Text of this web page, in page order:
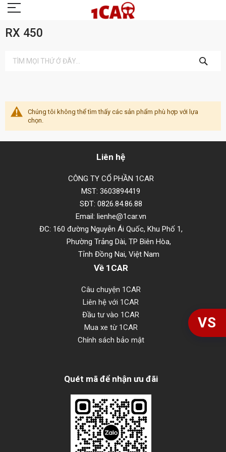
RX 450
KIẾM
Chúng tôi không thể tìm thấy các sản phẩm phù hợp với lựa
chọn.
Liên hệ
CÔNG TY CỔ PHẦN 1CAR
MST: 3603894419
SĐT: 0826.84.86.88
Email: lienhe@1car.vn
ĐC: 160 đường Nguyễn Ái Quốc, Khu Phố 1,
Phường Trảng Dài, TP Biên Hòa,
Tỉnh Đồng Nai, Việt Nam
Về 1CAR
Câu chuyện 1CAR
Liên hệ với 1CAR
Đầu tư vào 1CAR
Mua xe từ 1CAR
Chính sách bảo mật
Quét mã để nhận ưu đãi
VS